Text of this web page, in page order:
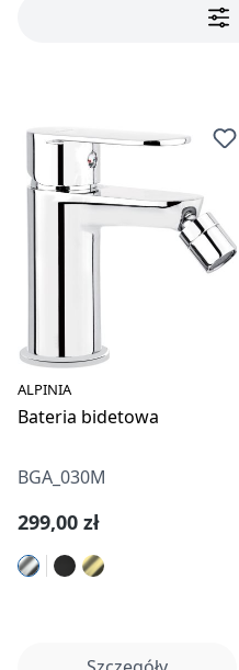
ALPINIA
Bateria bidetowa
BGA_030M
Cena regularna:
299,00 zł